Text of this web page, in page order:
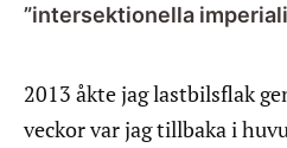
”intersektionella
2013 åkte jag lastbilsflak
veckor var jag tillbaka i